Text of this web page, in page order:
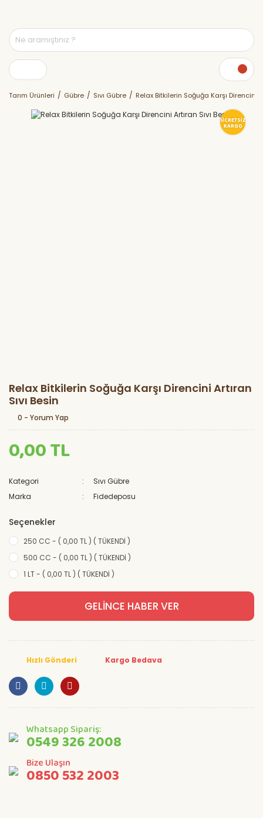
Tarım Ürünleri Gübre Sıvı Gübre Relax Bitkilerin Soğuğa Karşı Direncini
ÜCRETSİZ
KARGO
Relax Bitkilerin Soğuğa Karşı Direncini Artıran
Sıvı Besin
0 - Yorum Yap
0,00 TL
Kategori
Sıvı Gübre
Marka
Fidedeposu
Seçenekler
250 CC - ( 0,00 TL ) ( TÜKENDİ )
500 CC - ( 0,00 TL ) ( TÜKENDİ )
1 LT - ( 0,00 TL ) ( TÜKENDİ )
GELİNCE HABER VER
Hızlı Gönderi Kargo Bedava
Whatsapp Sipariş:
0549 326 2008
Bize Ulaşın
0850 532 2003